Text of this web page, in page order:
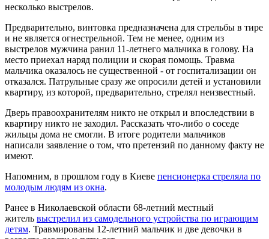
несколько выстрелов.
Предварительно, винтовка предназначена для стрельбы в тире
и не является огнестрельной. Тем не менее, одним из
выстрелов мужчина ранил 11-летнего мальчика в голову. На
место приехал наряд полиции и скорая помощь. Травма
мальчика оказалось не существенной - от госпитализации он
отказался. Патрульные сразу же опросили детей и установили
квартиру, из которой, предварительно, стрелял неизвестный.
Дверь правоохранителям никто не открыл и впоследствии в
квартиру никто не заходил. Рассказать что-либо о соседе
жильцы дома не смогли. В итоге родители мальчиков
написали заявление о том, что претензий по данному факту не
имеют.
Напомним, в прошлом году в Киеве пенсионерка стреляла по
молодым людям из окна.
Ранее в Николаевской области 68-летний местный
житель выстрелил из самодельного устройства по играющим
детям. Травмированы 12-летний мальчик и две девочки в